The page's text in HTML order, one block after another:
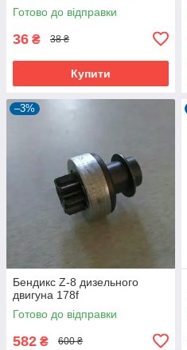
Готово до відправки
36 ₴ 38 ₴
Купити
–3%
Бендикс Z-8 дизельного
двигуна 178f
Готово до відправки
582 ₴ 600 ₴